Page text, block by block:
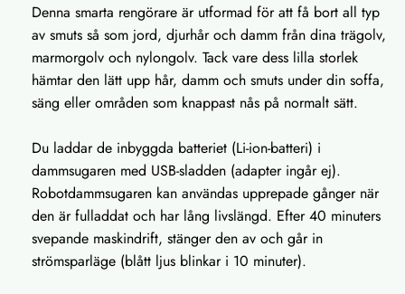
Denna smarta rengörare är utformad för att få bort all typ
av smuts så som jord, djurhår och damm från dina trägolv,
marmorgolv och nylongolv. Tack vare dess lilla storlek
hämtar den lätt upp hår, damm och smuts under din soffa,
säng eller områden som knappast nås på normalt sätt.
Du laddar de inbyggda batteriet (Li-ion-batteri) i
dammsugaren med USB-sladden (adapter ingår ej).
Robotdammsugaren kan användas upprepade gånger när
den är fulladdat och har lång livslängd. Efter 40 minuters
svepande maskindrift, stänger den av och går in
strömsparläge (blått ljus blinkar i 10 minuter).